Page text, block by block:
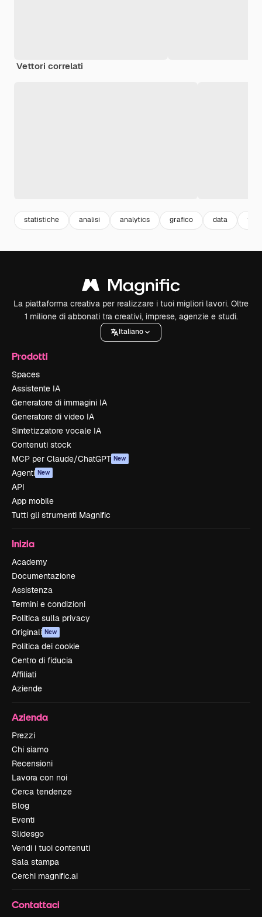
Vettori correlati
statistiche analisi analytics grafico data
La piattaforma creativa per realizzare i tuoi migliori lavori. Oltre
1 milione di abbonati tra creativi, imprese, agenzie e studi.
Italiano
Prodotti
Spaces
Assistente IA
Generatore di immagini IA
Generatore di video IA
Sintetizzatore vocale IA
Contenuti stock
MCP per Claude/ChatGPT New
Agenti New
API
App mobile
Tutti gli strumenti Magnific
Inizia
Academy
Documentazione
Assistenza
Termini e condizioni
Politica sulla privacy
Originali New
Politica dei cookie
Centro di fiducia
Affiliati
Aziende
Azienda
Prezzi
Chi siamo
Recensioni
Lavora con noi
Cerca tendenze
Blog
Eventi
Slidesgo
Vendi i tuoi contenuti
Sala stampa
Cerchi magnific.ai
Contattaci